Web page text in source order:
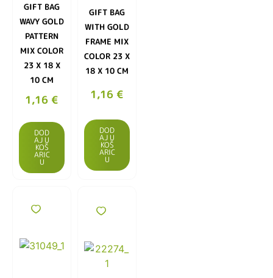
GIFT BAG
WAVY GOLD
PATTERN
MIX COLOR
23 X 18 X
10 CM
1,16 €
DOD
AJ U
KOŠ
ARIC
U
GIFT BAG
WITH GOLD
FRAME MIX
COLOR 23 X
18 X 10 CM
1,16 €
DOD
AJ U
KOŠ
ARIC
U